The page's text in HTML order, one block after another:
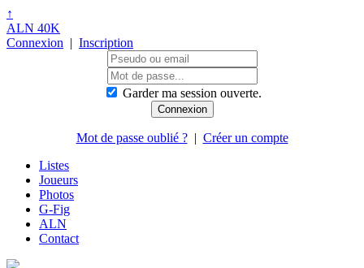
↑
ALN 40K
Connexion | Inscription
Garder ma session ouverte.
Mot de passe oublié ?| Créer un compte
Listes
Joueurs
Photos
G-Fig
ALN
Contact